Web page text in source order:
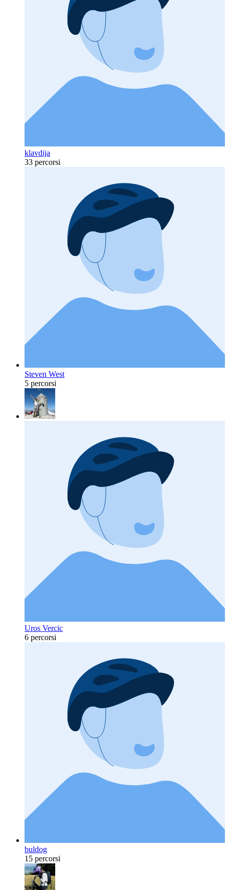
klavdija
33 percorsi
Steven West
5 percorsi
Uros Vercic
6 percorsi
buldog
15 percorsi